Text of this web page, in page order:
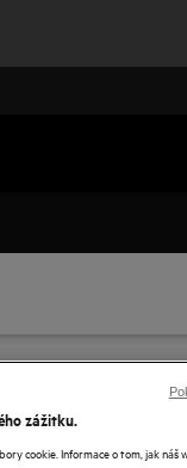
zážitku.
cookie. Informace o tom, jak náš